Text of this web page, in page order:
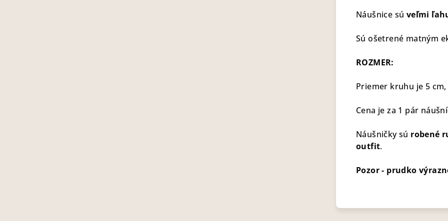
Náušnice sú veľmi
Sú ošetrené matným
ROZMER:
Priemer kruhu je 5
Cena je za 1 pár
Náušničky sú robené
outfit.
Pozor - prudko